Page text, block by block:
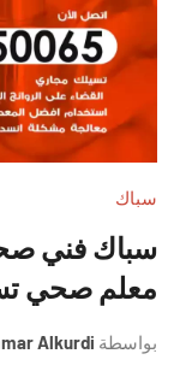
سباك
معلم صحي
بواسطة Alkurdi